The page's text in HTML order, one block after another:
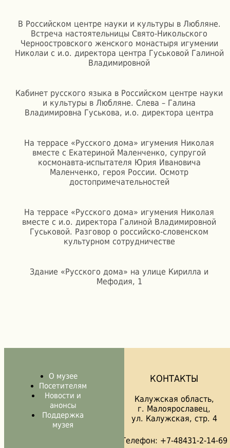
В Российском центре науки и культуры в Любляне.
Встреча настоятельницы Свято-Никольского
Черноостровского женского монастыря игумении
Николаи с и.о. директора центра Гуськовой Галиной
Владимировной
Кабинет русского языка в Российском центре науки
и культуры в Любляне. Слева – Галина
Владимировна Гуськова, и.о. директора центра
На террасе «Русского дома» игумения Николая
вместе с Екатериной Маленченко, супругой
космонавта-испытателя Юрия Ивановича
Маленченко, героя России. Осмотр
достопримечательностей
На террасе «Русского дома» игумения Николая
вместе с и.о. директора Галиной Владимировной
Гуськовой. Разговор о российско-словенском
культурном сотрудничестве
Здание «Русского дома» на улице Кирилла и
Мефодия, 1
О музее
Посетителям
Новости и
анонсы
Поддержка
музея
КОНТАКТЫ
Калужская область,
г. Малоярославец,
ул. Калужская, стр. 4
Телефон: +7-48431-2-14-69